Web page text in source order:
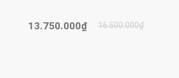
13.750.000₫ 16.500.000₫